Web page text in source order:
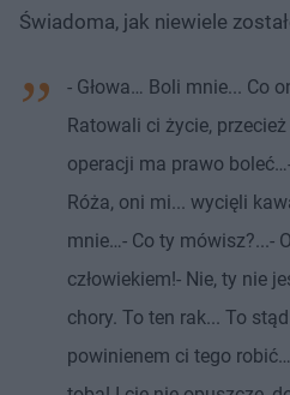
Świadoma, jak niewiele
- Głowa… Boli mnie... Co
Ratowali ci życie,
operacji ma prawo
Róża, oni mi... wycięli
mnie…- Co ty mówisz?...-
człowiekiem!- Nie, ty nie
chory. To ten rak... To
powinienem ci tego